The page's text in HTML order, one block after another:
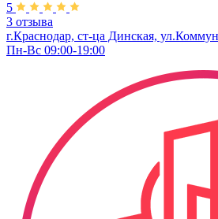
5
3 отзыва
г.Краснодар, ст-ца Динская,
Пн-Вс 09:00-19:00